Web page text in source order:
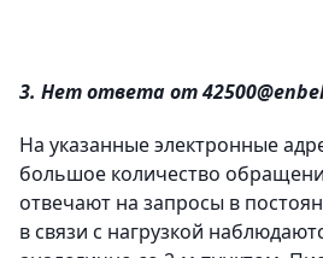
3. Нет ответа от
На указанные электронные
большое количество
отвечают на запросы в
в связи с нагрузкой